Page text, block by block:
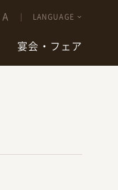
A LANGUAGE
宴会・フェア